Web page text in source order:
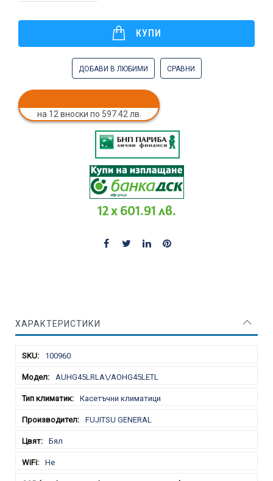
КУПИ
ДОБАВИ В ЛЮБИМИ СРАВНИ
на 12 вноски по 597.42 лв.
12 x 601.91 лв.
ХАРАКТЕРИСТИКИ
100960
AUHG45LRLA\/AOHG45LETL
Касетъчни климатици
FUJITSU GENERAL
Бял
Не